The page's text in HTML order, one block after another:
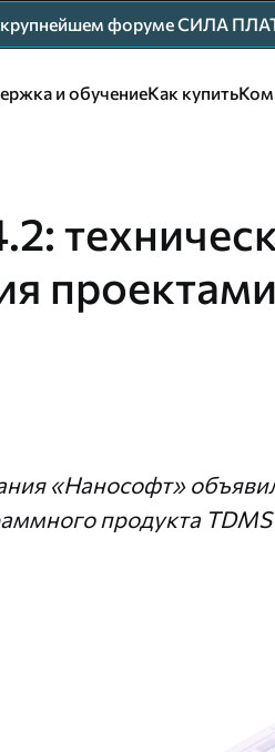
крупнейшем форуме СИЛА
и обучениеКак купить
проектами
«Нанософт»
продукта